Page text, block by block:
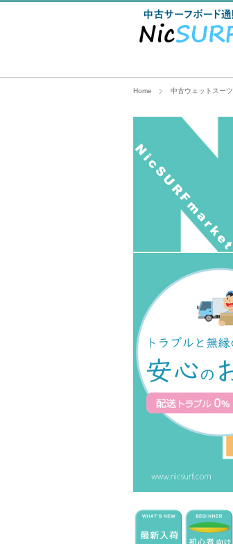
Home 中古ウェットスーツ